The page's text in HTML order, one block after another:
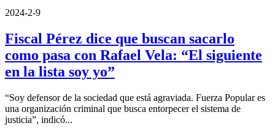
2024-2-9
Fiscal Pérez dice que buscan sacarlo
como pasa con Rafael Vela: “El siguiente
en la lista soy yo”
“Soy defensor de la sociedad que está agraviada. Fuerza Popular es
una organización criminal que busca entorpecer el sistema de
justicia”, indicó...